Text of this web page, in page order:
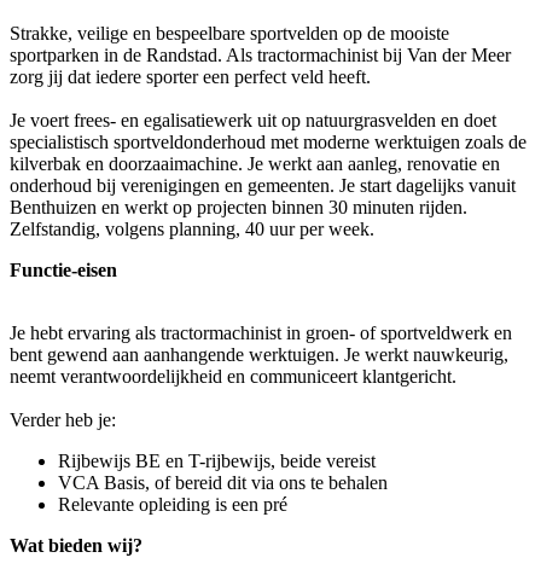
Strakke, veilige en bespeelbare sportvelden op de mooiste
sportparken in de Randstad. Als tractormachinist bij Van der Meer
zorg jij dat iedere sporter een perfect veld heeft.
Je voert frees- en egalisatiewerk uit op natuurgrasvelden en doet
specialistisch sportveldonderhoud met moderne werktuigen zoals de
kilverbak en doorzaaimachine. Je werkt aan aanleg, renovatie en
onderhoud bij verenigingen en gemeenten. Je start dagelijks vanuit
Benthuizen en werkt op projecten binnen 30 minuten rijden.
Zelfstandig, volgens planning, 40 uur per week.
Functie-eisen
Je hebt ervaring als tractormachinist in groen- of sportveldwerk en
bent gewend aan aanhangende werktuigen. Je werkt nauwkeurig,
neemt verantwoordelijkheid en communiceert klantgericht.
Verder heb je:
Rijbewijs BE en T-rijbewijs, beide vereist
VCA Basis, of bereid dit via ons te behalen
Relevante opleiding is een pré
Wat bieden wij?